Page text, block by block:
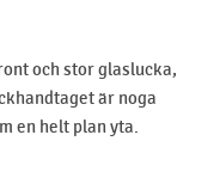
och stor glaslucka,
är noga
en helt plan yta.